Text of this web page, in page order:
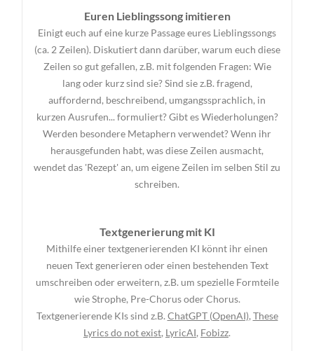
Euren Lieblingssong imitieren
Einigt euch auf eine kurze Passage eures Lieblingssongs
(ca. 2 Zeilen). Diskutiert dann darüber, warum euch diese
Zeilen so gut gefallen, z.B. mit folgenden Fragen: Wie
lang oder kurz sind sie? Sind sie z.B. fragend,
auffordernd, beschreibend, umgangssprachlich, in
kurzen Ausrufen... formuliert? Gibt es Wiederholungen?
Werden besondere Metaphern verwendet? Wenn ihr
herausgefunden habt, was diese Zeilen ausmacht,
wendet das 'Rezept' an, um eigene Zeilen im selben Stil zu
schreiben.
Textgenerierung mit KI
Mithilfe einer textgenerierenden KI könnt ihr einen
neuen Text generieren oder einen bestehenden Text
umschreiben oder erweitern, z.B. um spezielle Formteile
wie Strophe, Pre-Chorus oder Chorus.
Textgenerierende KIs sind z.B.ChatGPT (OpenAI),These
Lyrics do not exist, LyricAI, Fobizz.